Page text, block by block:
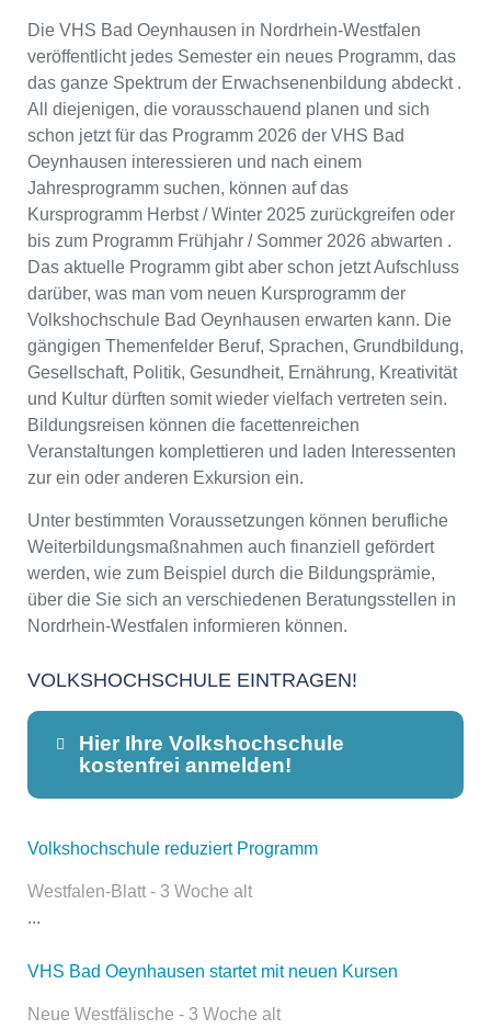
Die VHS Bad Oeynhausen in Nordrhein-Westfalen
veröffentlicht jedes Semester ein neues Programm, das
das ganze Spektrum der Erwachsenenbildung abdeckt .
All diejenigen, die vorausschauend planen und sich
schon jetzt für das Programm 2026 der VHS Bad
Oeynhausen interessieren und nach einem
Jahresprogramm suchen, können auf das
Kursprogramm Herbst / Winter 2025 zurückgreifen oder
bis zum Programm Frühjahr / Sommer 2026 abwarten .
Das aktuelle Programm gibt aber schon jetzt Aufschluss
darüber, was man vom neuen Kursprogramm der
Volkshochschule Bad Oeynhausen erwarten kann. Die
gängigen Themenfelder Beruf, Sprachen, Grundbildung,
Gesellschaft, Politik, Gesundheit, Ernährung, Kreativität
und Kultur dürften somit wieder vielfach vertreten sein.
Bildungsreisen können die facettenreichen
Veranstaltungen komplettieren und laden Interessenten
zur ein oder anderen Exkursion ein.
Unter bestimmten Voraussetzungen können berufliche
Weiterbildungsmaßnahmen auch finanziell gefördert
werden, wie zum Beispiel durch die Bildungsprämie,
über die Sie sich an verschiedenen Beratungsstellen in
Nordrhein-Westfalen informieren können.
VOLKSHOCHSCHULE EINTRAGEN!
Hier Ihre Volkshochschule
kostenfrei anmelden!
Dieser Teil dient lediglich zur
Volkshochschule reduziert Programm
Westfalen-Blatt - 3 Woche alt
...
VHS Bad Oeynhausen startet mit neuen Kursen
Neue Westfälische - 3 Woche alt